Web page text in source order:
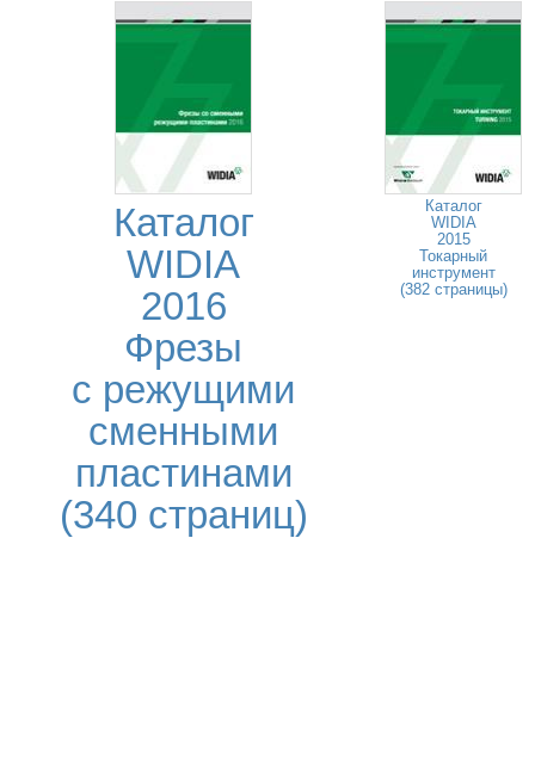
Каталог
WIDIA
2016
Фрезы
с режущими
сменными
пластинами
(340 страниц)
Каталог
WIDIA
2015
Токарный
инструмент
(382 страницы)